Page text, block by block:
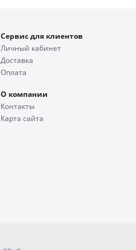
Сервис для клиентов
Личный кабинет
Доставка
Оплата
О компании
Контакты
Карта сайта